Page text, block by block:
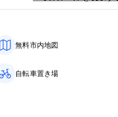
無料市内地図
自転車置き場